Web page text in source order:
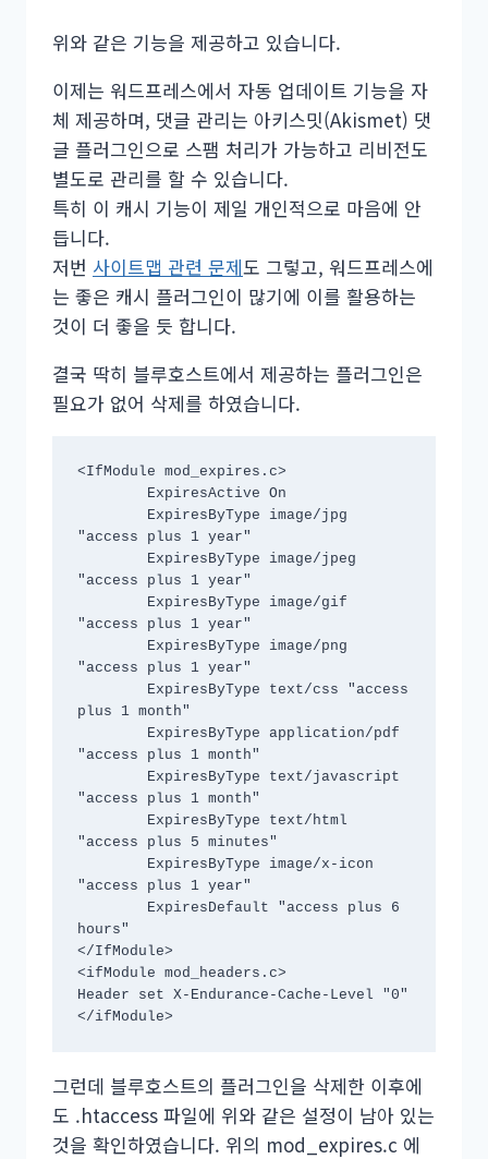
위와 같은 기능을 제공하고 있습니다.
이제는 워드프레스에서 자동 업데이트 기능을 자
체 제공하며, 댓글 관리는 아키스밋(Akismet) 댓
글 플러그인으로 스팸 처리가 가능하고 리비전도
별도로 관리를 할 수 있습니다.
특히 이 캐시 기능이 제일 개인적으로 마음에 안
듭니다.
저번 사이트맵 관련 문제도 그렇고, 워드프레스에
는 좋은 캐시 플러그인이 많기에 이를 활용하는
것이 더 좋을 듯 합니다.
결국 딱히 블루호스트에서 제공하는 플러그인은
필요가 없어 삭제를 하였습니다.
<IfModule mod_expires.c>
"access plus 1 year"
"access plus 1 year"
"access plus 1 year"
"access plus 1 year"
plus 1 month"
"access plus 1 month"
"access plus 1 month"
"access plus 5 minutes"
"access plus 1 year"
hours"
</IfModule>
<ifModule mod_headers.c>
Header set X-Endurance-Cache-Level "0"
</ifModule>
그런데 블루호스트의 플러그인을 삭제한 이후에
도 .htaccess 파일에 위와 같은 설정이 남아 있는
것을 확인하였습니다. 위의 mod_expires.c 에